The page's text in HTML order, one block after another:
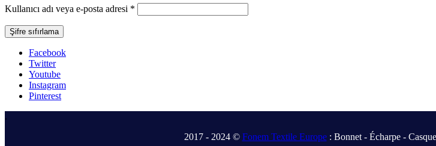
Kullanıcı adı veya e-posta adresi *
Şifre sıfırlama
Facebook
Twitter
Youtube
Instagram
Pinterest
.
2017 - 2024 © Fonem Textile Europe: Bonnet - Écharpe -